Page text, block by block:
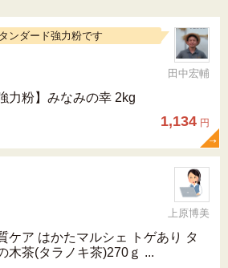
ンダード強力粉です
田中宏輔
力粉】みなみの幸 2kg
1,134 円
上原博美
ケア はかたマルシェ トゲあり タ
木茶(タラノキ茶)270ｇ ...